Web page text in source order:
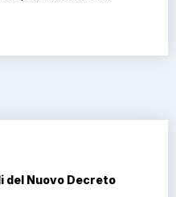
del Nuovo Decreto